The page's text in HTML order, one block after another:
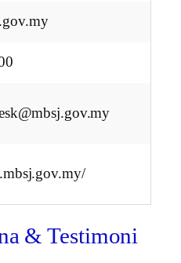
& Testimoni